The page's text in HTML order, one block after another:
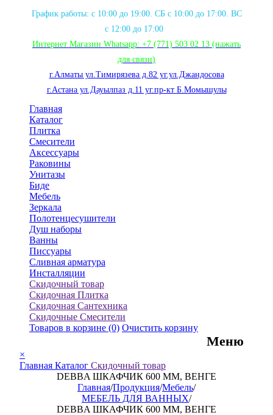
График работы: с 10:00 до 19:00. СБ с 10:00 до 17:00. ВС
с 12:00 до 17:00
Интернет Магазин Whatsapp: +7 (771) 503 02 13 (нажать
для связи)
г.Алматы ул.Тимирязева д.82 уг.ул.Джандосова
г.Астана ул.Дауылпаз д.11 уг.пр-кт Б.Момышулы
Главная
Каталог
Плитка
Смесители
Аксессуары
Раковины
Унитазы
Биде
Мебель
Зеркала
Полотенцесушители
Душ наборы
Ванны
Писсуары
Сливная арматура
Инсталляции
Скидочный товар
Скидочная Плитка
Скидочная Сантехника
Скидочные Смесители
Товаров в корзине (0) Очистить корзину
Меню
×
Главная Каталог Скидочный товар
DEBBA ШКАФЧИК 600 ММ, ВЕНГЕ
Главная/Продукция/Мебель/
МЕБЕЛЬ ДЛЯ ВАННЫХ/
DEBBA ШКАФЧИК 600 ММ, ВЕНГЕ